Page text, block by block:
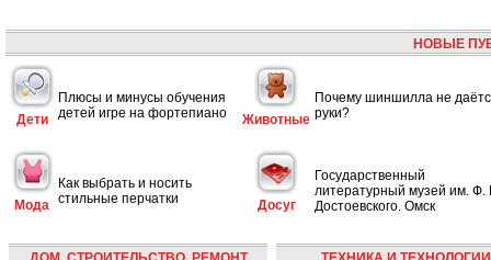
НОВЫЕ
Дети
Плюсы и минусы обучения
детей игре на фортепиано
Животные
Почему шиншилла не
руки?
Мода
Как выбрать и носить
стильные перчатки
Досуг
Государственный
литературный музей им. Ф.
Достоевского. Омск